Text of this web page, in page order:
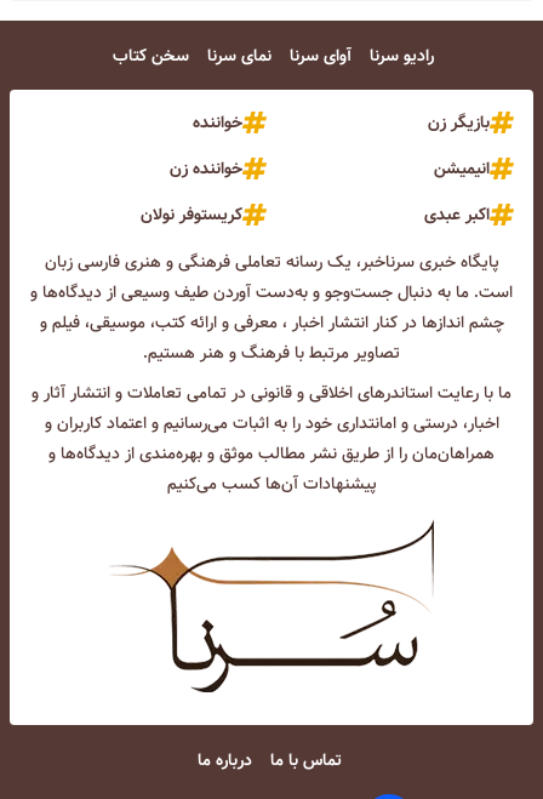
رادیو سرنا آوای سرنا نمای سرنا سخن کتاب
بازیگر زن
خواننده
انیمیشن
خواننده زن
اکبر عبدی
کریستوفر نولان
پایگاه خبری سرناخبر، یک رسانه تعاملی فرهنگی و هنری فارسی زبان
است. ما به دنبال جست‌و‌جو و به‌دست آوردن طیف وسیعی از دیدگاه‌ها و
چشم انداز‌ها در کنار انتشار اخبار ، معرفی و ارائه کتب، موسیقی، فیلم و
تصاویر مرتبط با فرهنگ و هنر هستیم.
ما با رعایت استاندرهای اخلاقی و قانونی در تمامی تعاملات و انتشار آثار و
اخبار، درستی و امانتداری خود را به اثبات می‌رسانیم و اعتماد کاربران و
همراهان‌مان را از طریق نشر مطالب موثق و بهره‌مندی از دیدگاه‌ها و
پیشنهادات آن‌ها کسب می‌کنیم
تماس با ما درباره ما